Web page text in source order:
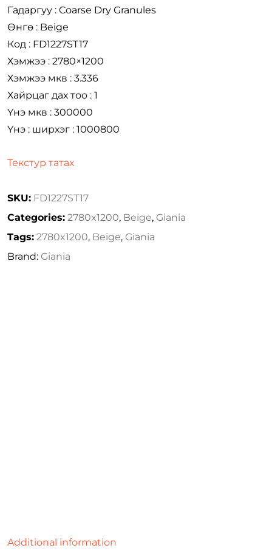
Гадаргуу : Coarse Dry Granules
Өнгө : Beige
Код : FD1227ST17
Хэмжээ : 2780×1200
Хэмжээ мкв : 3.336
Хайрцаг дах тоо : 1
Үнэ мкв : 300000
Үнэ : ширхэг : 1000800
Текстур татах
SKU: FD1227ST17
Categories: 2780x1200, Beige, Giania
Tags: 2780x1200, Beige, Giania
Brand: Giania
Additional information